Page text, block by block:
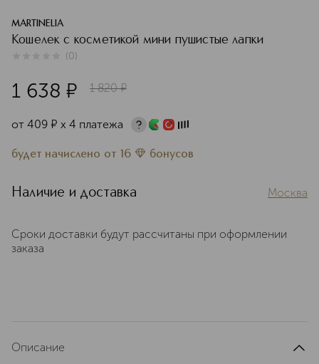
MARTINELIA
Кошелек с косметикой мини пушистые лапки
(0)
1 638 ¤ 1 820 ¤
от 409 ¤ х 4 платежа
будет начислено от 16 бонусов
Наличие и доставка Москва
Сроки доставки будут рассчитаны при оформлении
заказа
Описание